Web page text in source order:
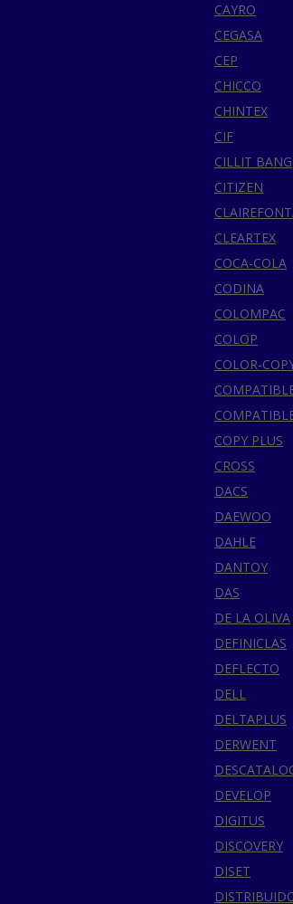
CAYRO
CEGASA
CEP
CHICCO
CHINTEX
CIF
CILLIT BANG
CITIZEN
CLEARTEX
COCA-COLA
CODINA
COLOMPAC
COLOP
COLOR-
COPY PLUS
CROSS
DACS
DAEWOO
DAHLE
DANTOY
DAS
DE LA OLIVA
DEFINICLAS
DEFLECTO
DELL
DELTAPLUS
DERWENT
DEVELOP
DIGITUS
DISCOVERY
DISET